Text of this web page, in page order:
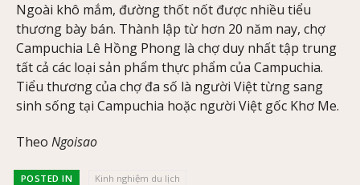
Ngoài khô mắm, đường thốt nốt được nhiều tiểu
thương bày bán. Thành lập từ hơn 20 năm nay, chợ
Campuchia Lê Hồng Phong là chợ duy nhất tập trung
tất cả các loại sản phẩm thực phẩm của Campuchia.
Tiểu thương của chợ đa số là người Việt từng sang
sinh sống tại Campuchia hoặc người Việt gốc Khơ Me.
Theo Ngoisao
POSTED IN Kinh nghiệm du lịch